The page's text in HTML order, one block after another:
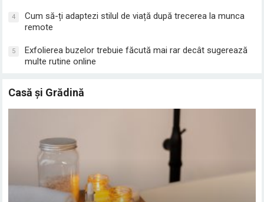
4
Cum să-ți adaptezi stilul de viață după trecerea la munca
remote
5
Exfolierea buzelor trebuie făcută mai rar decât sugerează
multe rutine online
Casă și Grădină